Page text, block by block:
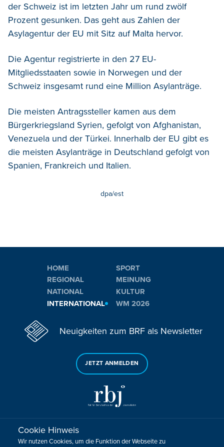
der Schweiz ist im letzten Jahr um rund zwölf
Prozent gesunken. Das geht aus Zahlen der
Asylagentur der EU mit Sitz auf Malta hervor.
Die Agentur registrierte in den 27 EU-
Mitgliedsstaaten sowie in Norwegen und der
Schweiz insgesamt rund eine Million Asylanträge.
Die meisten Antragssteller kamen aus dem
Bürgerkriegsland Syrien, gefolgt von Afghanistan,
Venezuela und der Türkei. Innerhalb der EU gibt es
die meisten Asylanträge in Deutschland gefolgt von
Spanien, Frankreich und Italien.
dpa/est
HOME
REGIONAL
NATIONAL
INTERNATIONAL
SPORT
MEINUNG
KULTUR
WM 2026
Neuigkeiten zum BRF als Newsletter
JETZT ANMELDEN
Sie haben noch Fragen oder Anmerkungen?
Cookie Hinweis
Wir nutzen Cookies, um die Funktion der Webseite zu